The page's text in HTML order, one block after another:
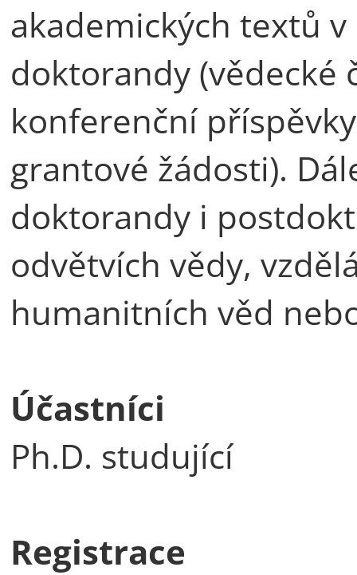
akademických textů
doktorandy (vědecké
konferenční
grantové žádosti).
doktorandy i
odvětvích vědy,
humanitních věd
Účastníci
Ph.D. studující
Registrace